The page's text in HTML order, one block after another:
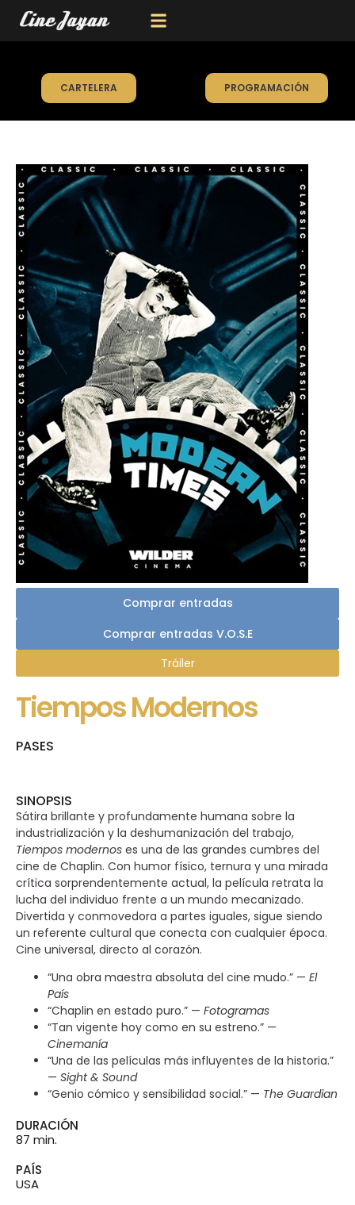
CARTELERA PROGRAMACIÓN
Comprar entradas
Comprar entradas V.O.S.E
Tráiler
Tiempos Modernos
PASES
SINOPSIS
Sátira brillante y profundamente humana sobre la
industrialización y la deshumanización del trabajo,
Tiempos modernos es una de las grandes cumbres del
cine de Chaplin. Con humor físico, ternura y una mirada
crítica sorprendentemente actual, la película retrata la
lucha del individuo frente a un mundo mecanizado.
Divertida y conmovedora a partes iguales, sigue siendo
un referente cultural que conecta con cualquier época.
Cine universal, directo al corazón.
“Una obra maestra absoluta del cine mudo.” — El
País
“Chaplin en estado puro.” — Fotogramas
“Tan vigente hoy como en su estreno.” —
Cinemanía
“Una de las películas más influyentes de la historia.”
— Sight & Sound
“Genio cómico y sensibilidad social.” — The Guardian
DURACIÓN
87 min.
PAÍS
USA